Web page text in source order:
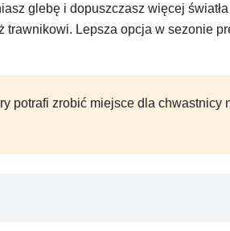
glebę i dopuszczasz więcej
trawnikowi. Lepsza opcja w sezonie
potrafi zrobić miejsce dla chwastnicy